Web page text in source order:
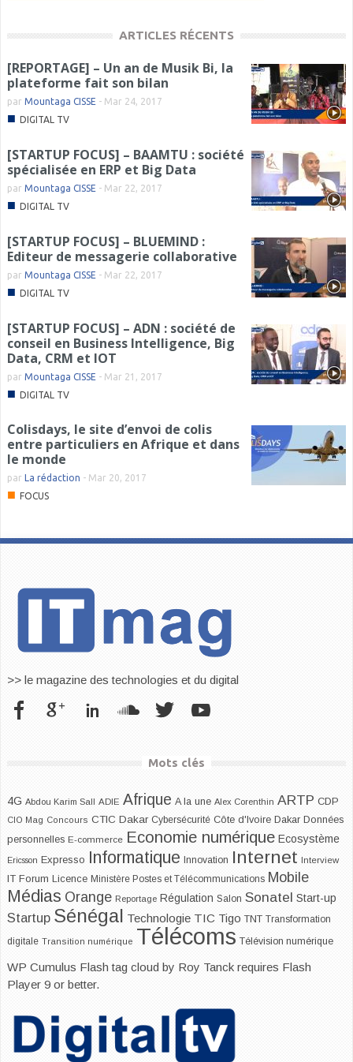
ARTICLES RÉCENTS
[REPORTAGE] – Un an de Musik Bi, la
plateforme fait son bilan
par Mountaga CISSE - Mar 24, 2017
■ DIGITAL TV
[STARTUP FOCUS] – BAAMTU : société
spécialisée en ERP et Big Data
par Mountaga CISSE - Mar 22, 2017
■ DIGITAL TV
[STARTUP FOCUS] – BLUEMIND :
Editeur de messagerie collaborative
par Mountaga CISSE - Mar 22, 2017
■ DIGITAL TV
[STARTUP FOCUS] – ADN : société de
conseil en Business Intelligence, Big
Data, CRM et IOT
par Mountaga CISSE - Mar 21, 2017
■ DIGITAL TV
Colisdays, le site d’envoi de colis
entre particuliers en Afrique et dans
le monde
par La rédaction - Mar 20, 2017
■ FOCUS
>> le magazine des technologies et du digital
Mots clés
4G Abdou Karim Sall ADIE Afrique A la une Alex Corenthin ARTP CDP
CIO Mag Concours CTIC Dakar Cybersécurité Côte d'Ivoire Dakar Données
personnelles E-commerce Economie numérique Ecosystème
Ericsson Expresso Informatique Innovation Internet Interview
IT Forum Licence Ministère Postes et Télécommunications Mobile
Médias Orange Reportage Régulation Salon Sonatel Start-up
Startup Sénégal Technologie TIC Tigo TNT Transformation
digitale Transition numérique Télécoms Télévision numérique
WP Cumulus Flash tag cloud by Roy Tanck requires Flash
Player 9 or better.